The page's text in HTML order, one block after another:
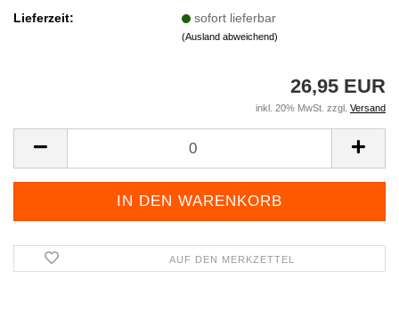
Lieferzeit:
sofort lieferbar
(Ausland abweichend)
26,95 EUR
inkl. 20% MwSt. zzgl. Versand
AUF DEN MERKZETTEL